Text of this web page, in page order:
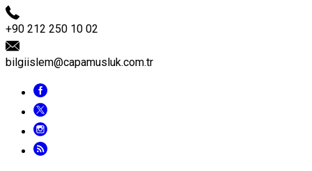
+90 212 250 10 02
bilgiislem@capamusluk.com.tr